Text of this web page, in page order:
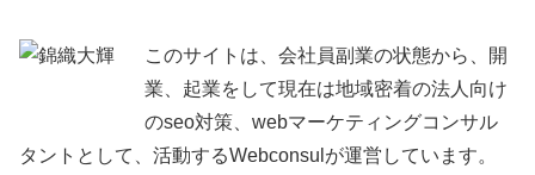
このサイトは、会社員副業の状態から、開
業、起業をして現在は地域密着の法人向け
のseo対策、webマーケティングコンサル
タントとして、活動するWebconsulが運営しています。